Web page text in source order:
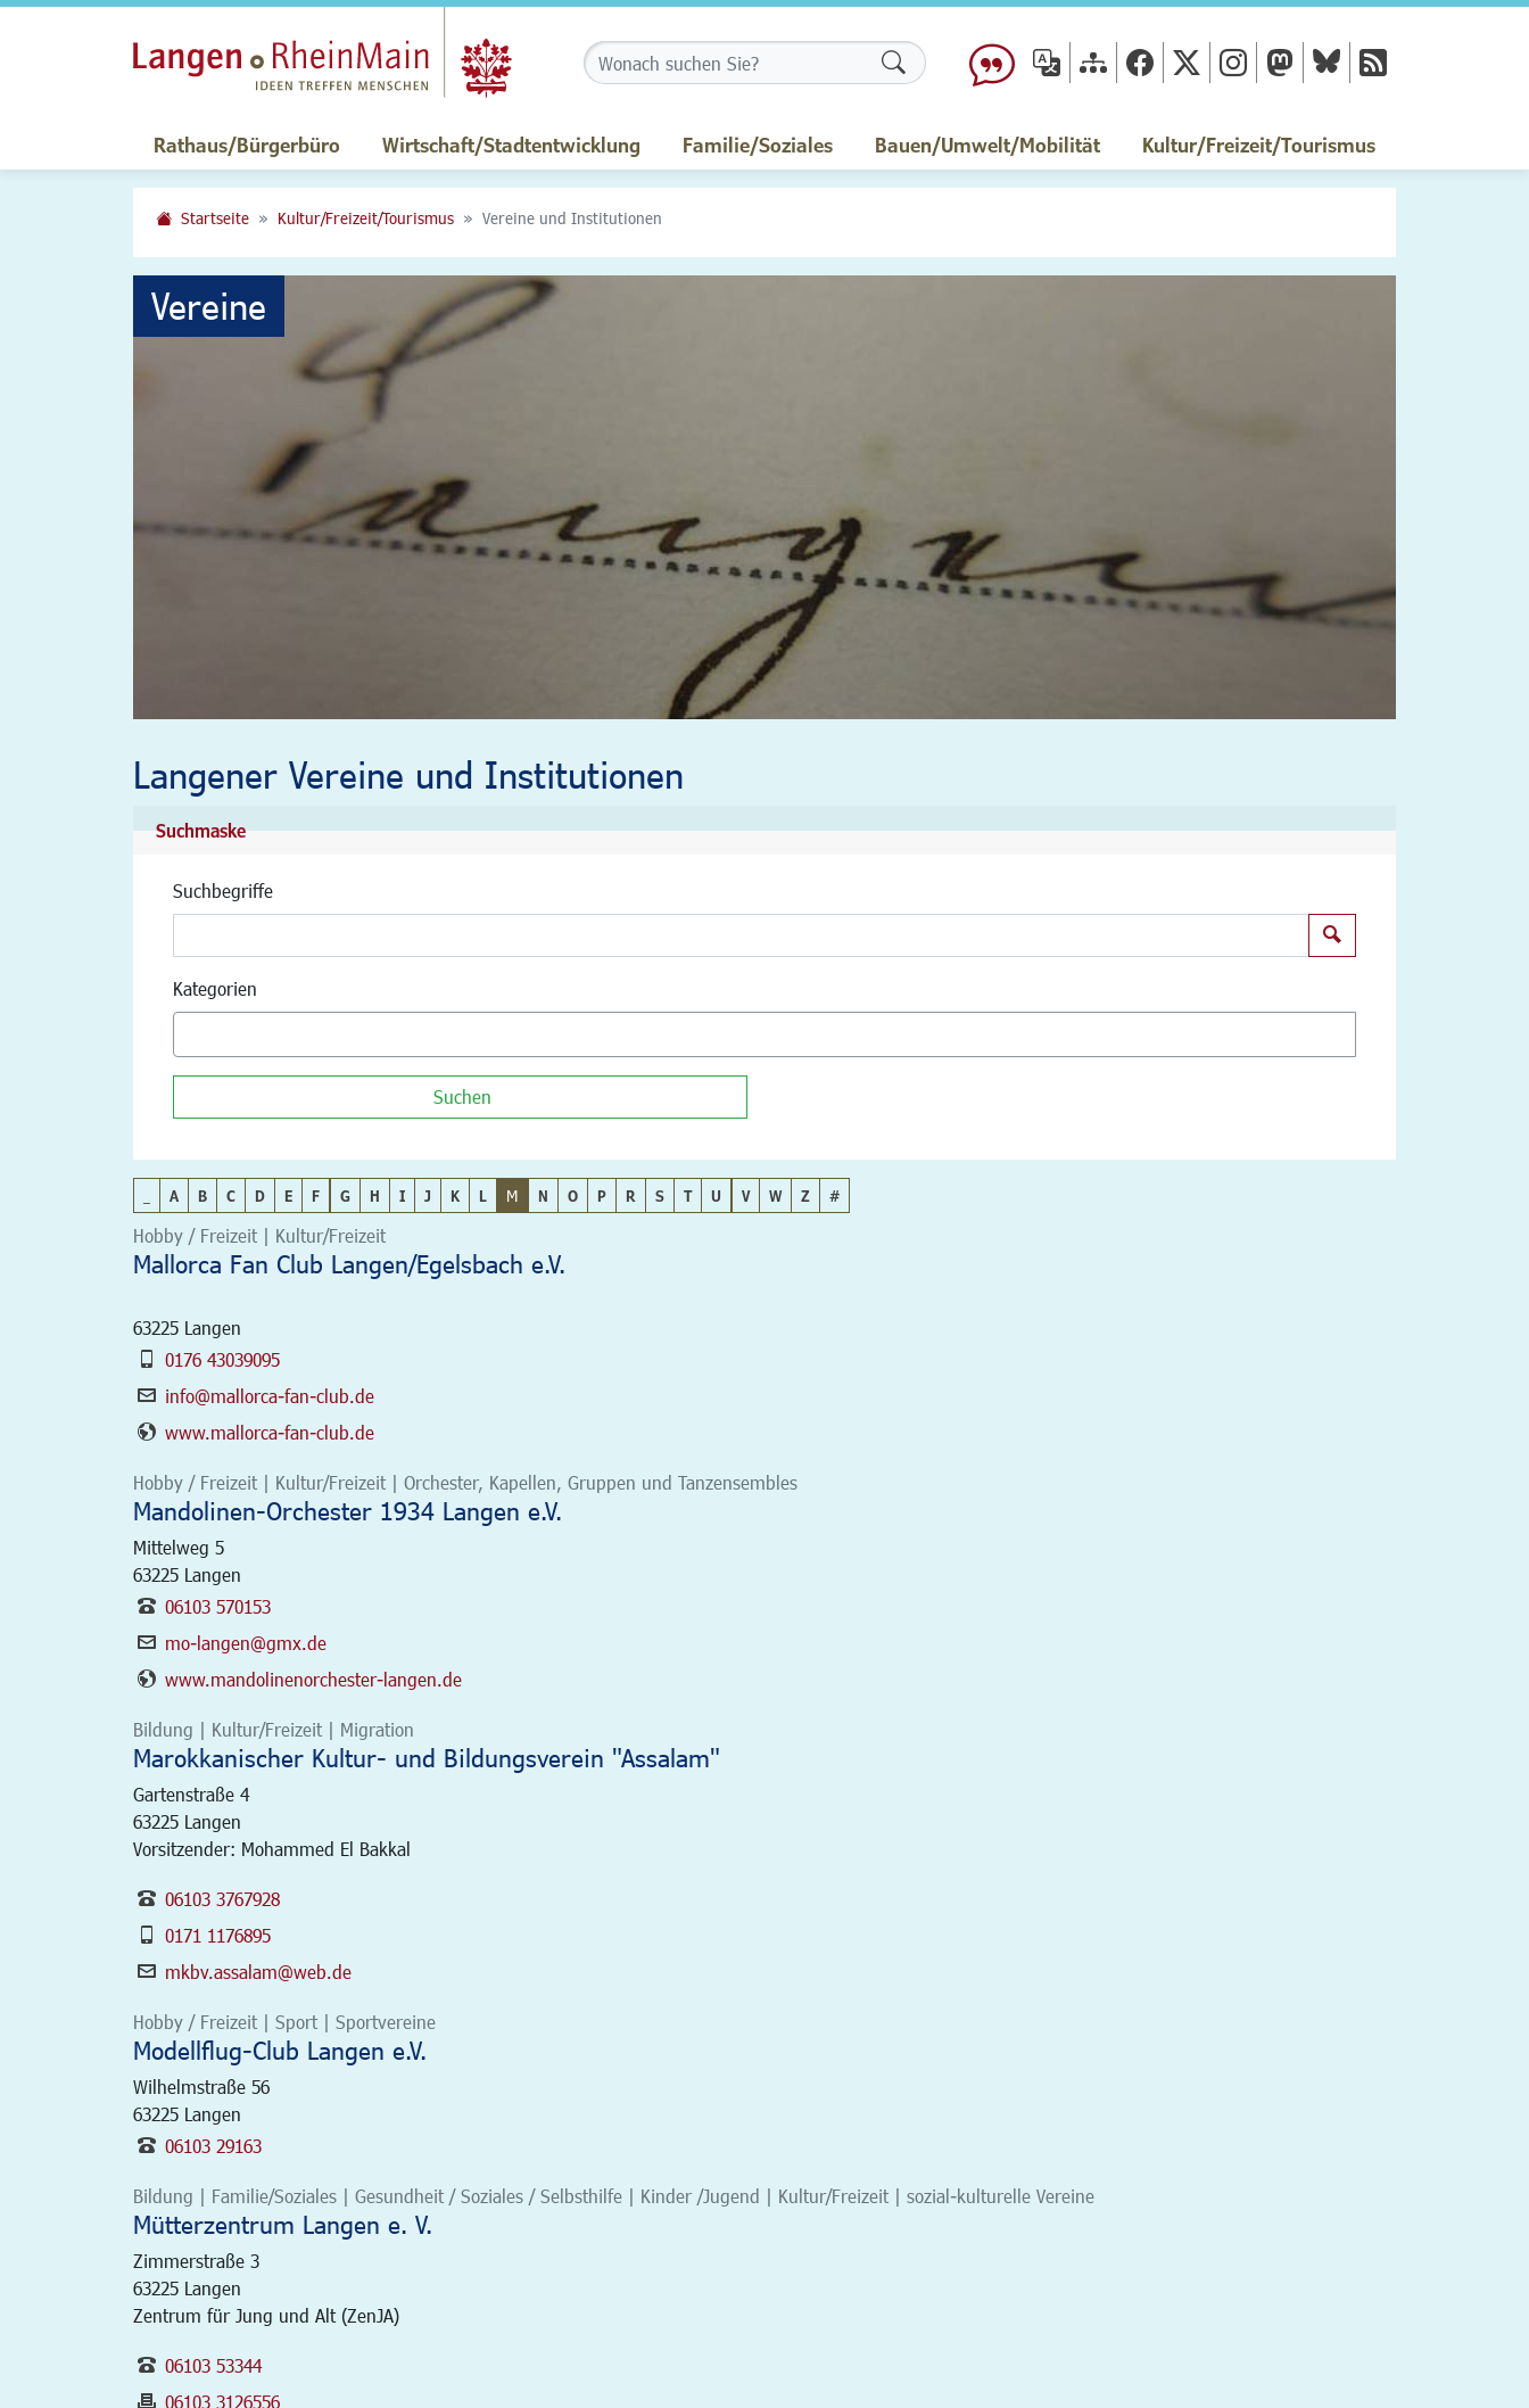
Formularschaltfläche
Rathaus/Bürgerbüro Wirtschaft/Stadtentwicklung Familie/Soziales Bauen/Umwelt/Mobilität Kultur/Freizeit/Tourismus
Startseite Kultur/Freizeit/Tourismus Vereine und Institutionen
Vereine
Langener Vereine und Institutionen
Suchmaske
Suchbegriffe
Kategorien
Suchen
A B C D E F G H I J K L M N O P R S T U V W Z #
Hobby / Freizeit | Kultur/Freizeit
Mallorca Fan Club Langen/Egelsbach e.V.
63225 Langen
0176 43039095
info@mallorca-fan-club.de
www.mallorca-fan-club.de
Hobby / Freizeit | Kultur/Freizeit | Orchester, Kapellen, Gruppen und Tanzensembles
Mandolinen-Orchester 1934 Langen e.V.
Mittelweg 5
63225 Langen
06103 570153
mo-langen@gmx.de
www.mandolinenorchester-langen.de
Bildung | Kultur/Freizeit | Migration
Marokkanischer Kultur- und Bildungsverein "Assalam"
Gartenstraße 4
63225 Langen
Vorsitzender: Mohammed El Bakkal
06103 3767928
0171 1176895
mkbv.assalam@web.de
Hobby / Freizeit | Sport | Sportvereine
Modellflug-Club Langen e.V.
Wilhelmstraße 56
63225 Langen
06103 29163
Bildung | Familie/Soziales | Gesundheit / Soziales / Selbsthilfe | Kinder /Jugend | Kultur/Freizeit | sozial-kulturelle Vereine
Mütterzentrum Langen e. V.
Zimmerstraße 3
63225 Langen
Zentrum für Jung und Alt (ZenJA)
06103 53344
06103 3126556